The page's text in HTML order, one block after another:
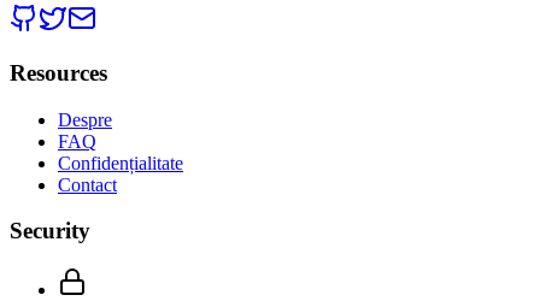
Resources
Despre
FAQ
Confidențialitate
Contact
Security